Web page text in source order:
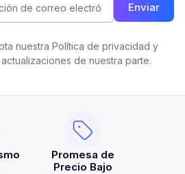
Enviar
nuestra Política de privacidad y
de nuestra parte.
Promesa de
Precio Bajo